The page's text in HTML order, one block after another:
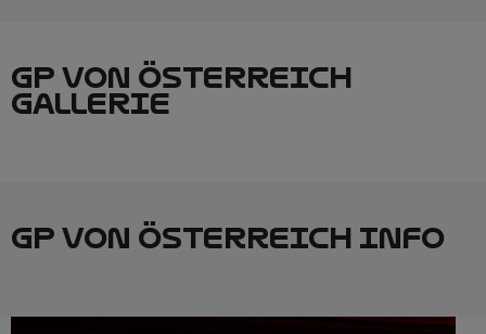
GP VON ÖSTERREICH
GALLERIE
GP VON ÖSTERREICH INFO